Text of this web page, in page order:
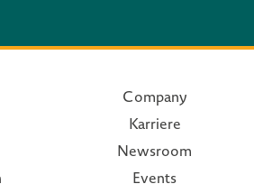
Company
Karriere
Newsroom
Events